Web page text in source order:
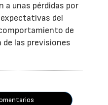
a unas pérdidas por
del
de
las previsiones